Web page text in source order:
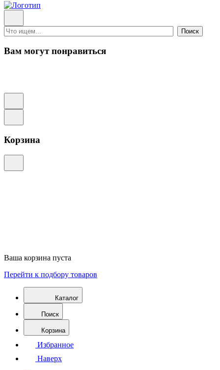
Поиск
Вам могут понравиться
Корзина
Ваша корзина пуста
Перейти к подбору товаров
Каталог
Поиск
Корзина
Избранное
Наверх